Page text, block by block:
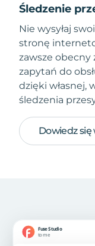
Śledzenie
Nie wysyłaj
stronę
zawsze obecny
zapytań do
dzięki własnej,
śledzenia
Dowiedz się